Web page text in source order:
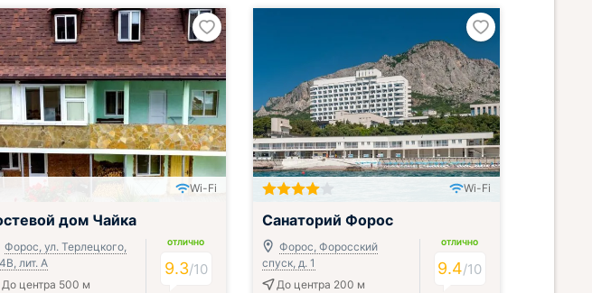
Wi-Fi
дом Чайка
Форос, ул. Терлецкого,
лит. А
До центра 500 м
ОТЛИЧНО
9.3/10
Включён завтрак, обед и ужин
Wi-Fi
Санаторий Форос
Форос, Форосский
спуск, д. 1
До центра 200 м
ОТЛИЧНО
9.4/10